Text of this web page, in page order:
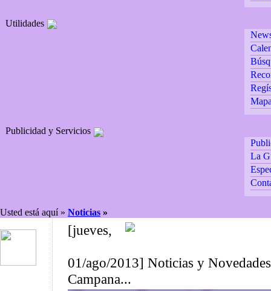
Utilidades
Publicidad y Servicios
La
Usted está aquí » Noticias »
[jueves,
01/ago/2013] Noticias y
Campana...